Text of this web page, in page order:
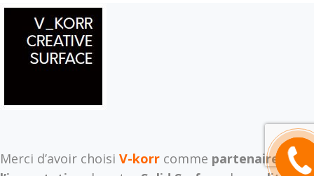
Merci d’avoir choisi V-korr comme partenaire
pour
moi